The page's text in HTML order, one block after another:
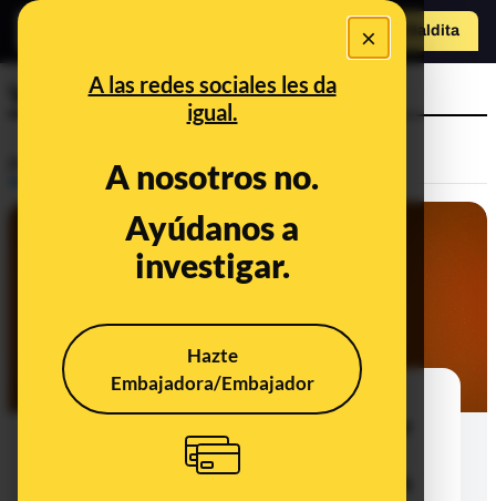
×
A las redes sociales les da
igual.
A nosotros no.
Ayúdanos a
investigar.
Hazte
Embajadora/Embajador
Hazte Maldita
Qué es el fosfano, por qué haberlo
encontrado vida allí y qué
necesitaríamos para verificar que la